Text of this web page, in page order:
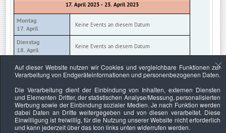
17. April 2023 - 23. April 2023
Montag
17. April
Keine Events an diesem Datum
Dienstag
18. April
Keine Events an diesem Datum
Mittwoch
19. April
Keine Events an diesem Datum
20. April
Keine Events an diesem Datum
Freitag
21. April
Keine Events an diesem Datum
Samstag
Auf dieser Website nutzen wir Cookies und vergleichbare Funktionen zur
Verarbeitung von Endgeräteinformationen und personenbezogenen Daten.
Die Verarbeitung dient der Einbindung von Inhalten, externen Diensten
und Elementen Dritter, der statistischen Analyse/Messung, personalisierten
Werbung sowie der Einbindung sozialer Medien. Je nach Funktion werden
dabei Daten an Dritte weitergegeben und von diesen verarbeitet. Diese
Einwilligung ist freiwillig, für die Nutzung unserer Website nicht erforderlich
und kann jederzeit über das Icon links unten widerrufen werden.